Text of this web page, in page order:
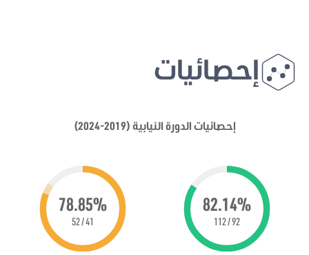
إحصائيات
إحصائيات الدورة النيابية (2019-2024)
82.14%
92 / 112
78.85%
41 / 52